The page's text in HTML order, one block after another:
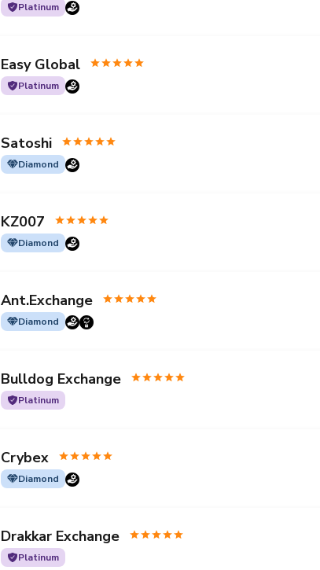
Platinum
Easy Global
Platinum
Satoshi
Diamond
KZ007
Diamond
Ant.Exchange
Diamond
Bulldog Exchange
Platinum
Crybex
Diamond
Drakkar Exchange
Platinum